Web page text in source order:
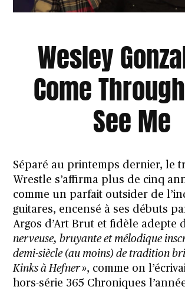
Wesley
Come
See Me
Séparé au printemps dernier, le
Wrestle s’affirma plus de cinq
comme un parfait outsider de
guitares, encensé à ses débuts
Argos d’Art Brut et fidèle adepte
nerveuse, bruyante et mélodique
demi-siècle (au moins) de tradition
Kinks à Hefner », comme on
hors-série 365 Chroniques